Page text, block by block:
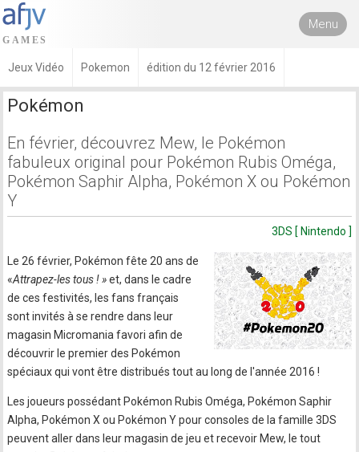
Menu
Jeux Vidéo Pokemon édition du 12 février 2016
Pokémon
En février, découvrez Mew, le Pokémon
fabuleux original pour Pokémon Rubis Oméga,
Pokémon Saphir Alpha, Pokémon X ou Pokémon
Y
3DS [ Nintendo ]
Le 26 février, Pokémon fête 20 ans de
«Attrapez-les tous ! »et, dans le cadre
de ces festivités, les fans français
sont invités à se rendre dans leur
magasin Micromania favori afin de
découvrir le premier des Pokémon
spéciaux qui vont être distribués tout au long de l'année 2016 !
Les joueurs possédant Pokémon Rubis Oméga, Pokémon Saphir
Alpha, Pokémon X ou Pokémon Y pour consoles de la famille 3DS
peuvent aller dans leur magasin de jeu et recevoir Mew, le tout